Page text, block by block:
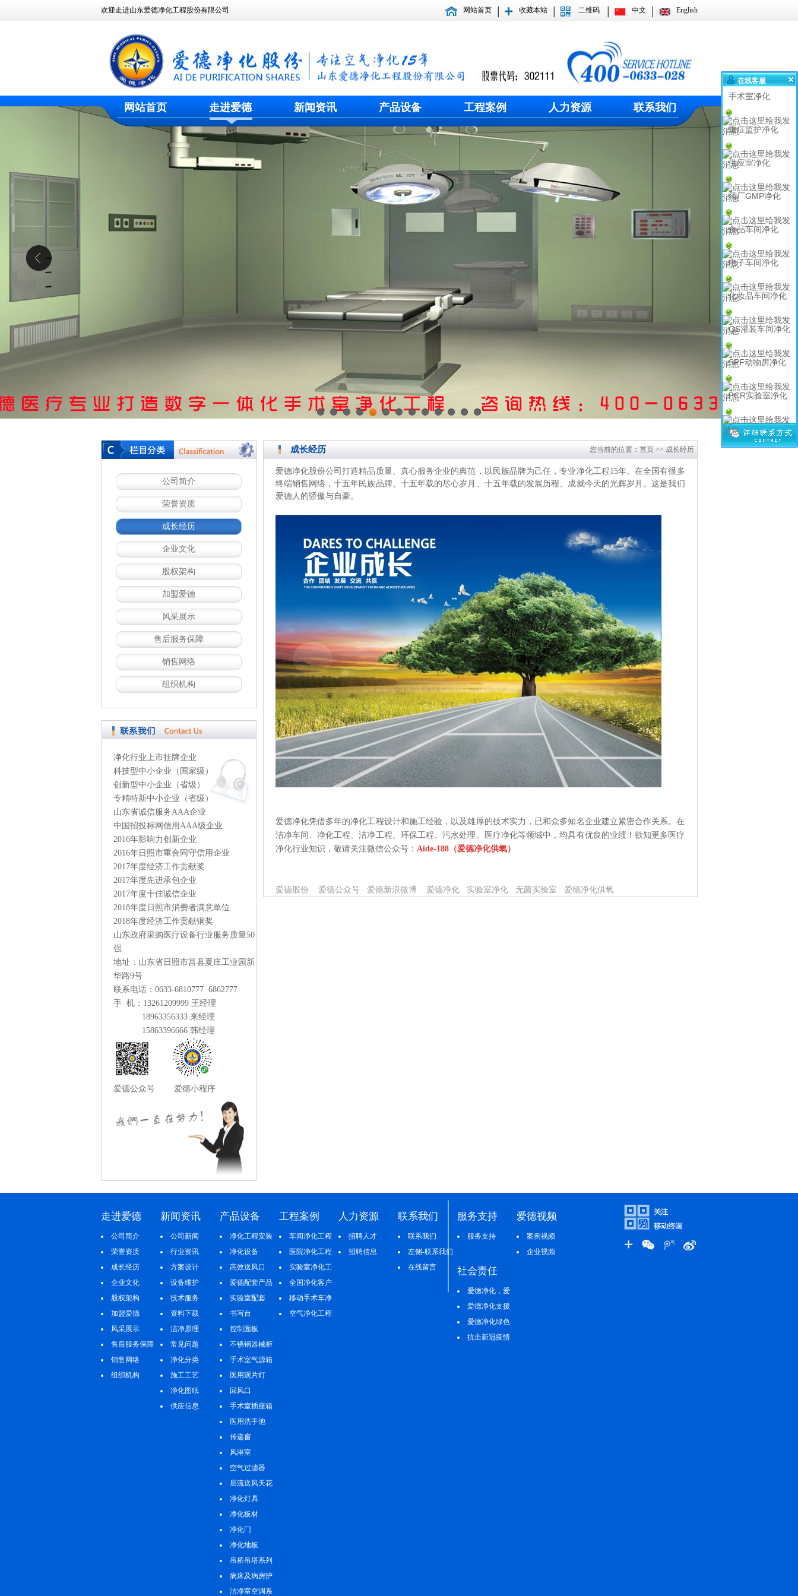
欢迎走进山东爱德净化工程股份有限公司 中文 English
二维码
网站首页 收藏本站
网站首页 走进爱德 新闻资讯 产品设备 工程案例 人力资源 联系我们
1 2 3 4 5 6 7 8 9 10 11 12 13
公司简介
荣誉资质
成长经历
企业文化
股权架构
加盟爱德
风采展示
售后服务保障
销售网络
组织机构
净化行业上市挂牌企业
科技型中小企业（国家级）
创新型中小企业（省级）
专精特新中小企业（省级）
山东省诚信服务AAA企业
中国招投标网信用AAA级企业
2016年影响力创新企业
2016年日照市重合同守信用企业
2017年度经济工作贡献奖
2017年度先进承包企业
2017年度十佳诚信企业
2018年度日照市消费者满意单位
2018年度经济工作贡献铜奖
山东政府采购医疗设备行业服务质量50
强
地址：山东省日照市莒县夏庄工业园新
华路9号
联系电话：0633-6810777 6862777
手 机：13261209999 王经理
18963356333 来经理
15863396666 韩经理
爱德公众号 爱德小程序
成长经历 您当前的位置： 首页>> 成长经历
爱德净化股份公司打造精品质量、真心服务企业的典范，以民族品牌为己任，专业净化工程15年。在全国有很多
终端销售网络，十五年民族品牌、十五年载的尽心岁月、十五年载的发展历程、成就今天的光辉岁月。这是我们
爱德人的骄傲与自豪。
爱德净化凭借多年的净化工程设计和施工经验，以及雄厚的技术实力，已和众多知名企业建立紧密合作关系。在
洁净车间、净化工程、洁净工程、环保工程、污水处理、医疗净化等领域中，均具有优良的业绩！欲知更多医疗
净化行业知识，敬请关注微信公众号： Aide-188（爱德净化供氧）
爱德股份 爱德公众号 爱德新浪微博 爱德净化 实验室净化 无菌实验室 爱德净化供氧
走进爱德
公司简介
荣誉资质
成长经历
企业文化
股权架构
加盟爱德
风采展示
售后服务保障
销售网络
组织机构
新闻资讯
公司新闻
行业资讯
方案设计
设备维护
技术服务
资料下载
洁净原理
常见问题
净化分类
施工工艺
净化图纸
供应信息
产品设备
净化工程安装
净化设备
高效送风口
爱德配套产品
实验室配套
书写台
控制面板
不锈钢器械柜
手术室气源箱
医用观片灯
回风口
手术室插座箱
医用洗手池
传递窗
风淋室
空气过滤器
层流送风天花
净化灯具
净化板材
净化门
净化地板
吊桥吊塔系列
病床及病房护
理系列洁净室空调系
工程案例
车间净化工程
医院净化工程
实验室净化工
程
全国净化客户
案例移动手术车净
化工程空气净化工程
人力资源
招聘人才
招聘信息
联系我们
联系我们
左侧-联系我们
在线留言
服务支持
服务支持
爱德视频
案例视频
企业视频
社会责任
爱德净化，爱
心善举爱德净化支援
灾区爱德净化绿色
发展观抗击新冠疫情
在线客服
手术室净化
重症监护净化
供应室净化
药厂GMP净化
食品车间净化
电子车间净化
化妆品车间净化
QS灌装车间净化
SPF动物房净化
PCR实验室净化